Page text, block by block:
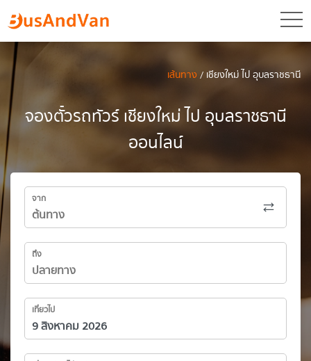
เส้นทาง/ เชียงใหม่ ไป อุบลราชธานี
จองตั๋วรถทัวร์ เชียงใหม่ ไป อุบลราชธานี
ออนไลน์
จาก
ถึง
เที่ยวไป